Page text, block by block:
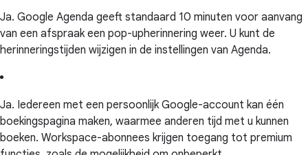
Ja. Google Agenda geeft standaard 10 minuten voor aanvang
van een afspraak een pop-upherinnering weer. U kunt de
herinneringstijden wijzigen in de instellingen van Agenda.
Ja. Iedereen met een persoonlijk Google-account kan één
boekingspagina maken, waarmee anderen tijd met u kunnen
boeken. Workspace-abonnees krijgen toegang tot premium